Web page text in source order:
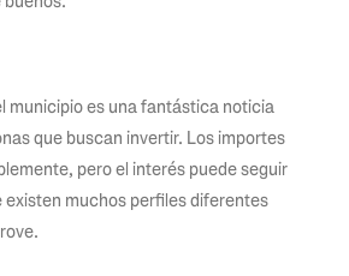
municipio es una fantástica noticia
que buscan invertir. Los importes
pero el interés puede seguir
existen muchos perfiles diferentes